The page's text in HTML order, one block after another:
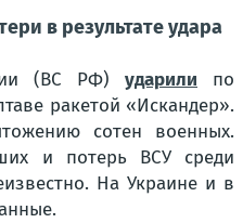
в результате удара
(ВС РФ) ударили по
ракетой «Искандер».
сотен военных.
и потерь ВСУ среди
На Украине и в